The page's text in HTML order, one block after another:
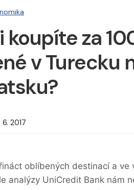
koupíte za
v Turecku
6. 2017
oblíbených destinací a ve
analýzy UniCredit Bank nám